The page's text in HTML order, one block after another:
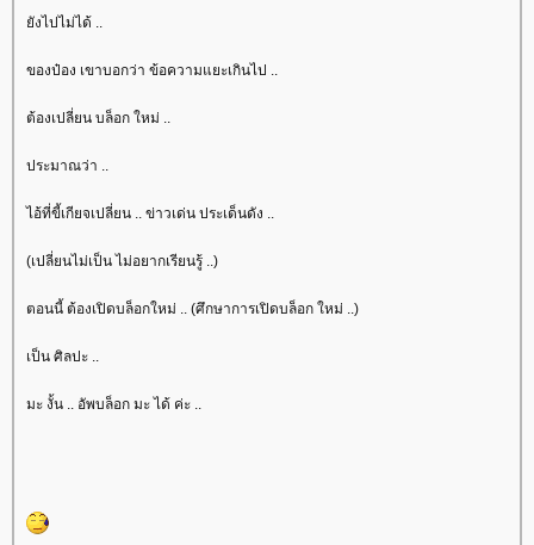
ังไปไม่ได้ ..
ของป๋อง เขาบอกว่า ข้อความแยะเกินไป ..
ต้องเปลี่ยน บล็อก ใหม่ ..
ประมาณว่า ..
ไอ้ที่ขี้เกียจเปลี่ยน .. ข่าวเด่น ประเด็นดัง ..
(เปลี่ยนไม่เป็น ไม่อยากเรียนรู้ ..)
ตอนนี้ ต้องเปิดบล็อกใหม่ .. (ศึกษาการเปิดบล็อก ใหม่ ..)
เป็น ศิลปะ ..
มะ งั้น .. อัพบล็อก มะ ได้ ค่ะ ..